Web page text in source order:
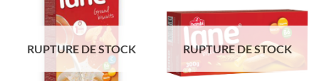
RUPTURE DE STOCK
de
souhaits
RUPTURE DE STOCK